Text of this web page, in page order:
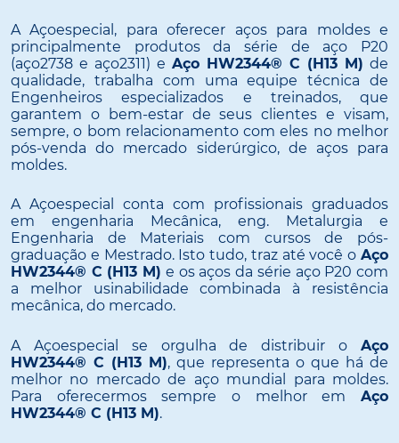
A Açoespecial, para oferecer aços para moldes e
principalmente produtos da série de aço P20
(aço2738 e aço2311) e Aço HW2344® C (H13 M) de
qualidade, trabalha com uma equipe técnica de
Engenheiros especializados e treinados, que
garantem o bem-estar de seus clientes e visam,
sempre, o bom relacionamento com eles no melhor
pós-venda do mercado siderúrgico, de aços para
moldes.
A Açoespecial conta com profissionais graduados
em engenharia Mecânica, eng. Metalurgia e
Engenharia de Materiais com cursos de pós-
graduação e Mestrado. Isto tudo, traz até você o Aço
HW2344® C (H13 M) e os aços da série aço P20 com
a melhor usinabilidade combinada à resistência
mecânica, do mercado.
A Açoespecial se orgulha de distribuir o Aço
HW2344® C (H13 M), que representa o que há de
melhor no mercado de aço mundial para moldes.
Para oferecermos sempre o melhor em Aço
HW2344® C (H13 M).